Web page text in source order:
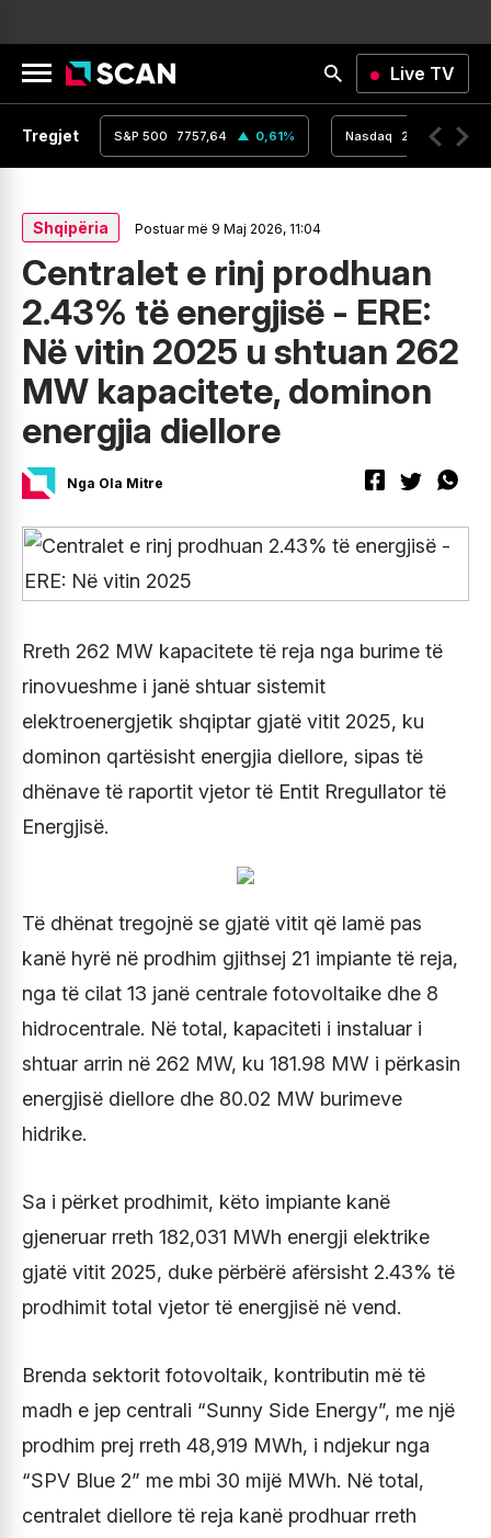
Live TV
Tregjet
0% S&P 500 7757,64 0,61% Nasdaq 26690,62
Shqipëria Postuar më 9 Maj 2026, 11:04
Centralet e rinj prodhuan
2.43% të energjisë - ERE:
Në vitin 2025 u shtuan 262
MW kapacitete, dominon
energjia diellore
Nga Ola Mitre
Rreth 262 MW kapacitete të reja nga burime të
rinovueshme i janë shtuar sistemit
elektroenergjetik shqiptar gjatë vitit 2025, ku
dominon qartësisht energjia diellore, sipas të
dhënave të raportit vjetor të Entit Rregullator të
Energjisë.
Të dhënat tregojnë se gjatë vitit që lamë pas
kanë hyrë në prodhim gjithsej 21 impiante të reja,
nga të cilat 13 janë centrale fotovoltaike dhe 8
hidrocentrale. Në total, kapaciteti i instaluar i
shtuar arrin në 262 MW, ku 181.98 MW i përkasin
energjisë diellore dhe 80.02 MW burimeve
hidrike.
Sa i përket prodhimit, këto impiante kanë
gjeneruar rreth 182,031 MWh energji elektrike
gjatë vitit 2025, duke përbërë afërsisht 2.43% të
prodhimit total vjetor të energjisë në vend.
Brenda sektorit fotovoltaik, kontributin më të
madh e jep centrali “Sunny Side Energy”, me një
prodhim prej rreth 48,919 MWh, i ndjekur nga
“SPV Blue 2” me mbi 30 mijë MWh. Në total,
centralet diellore të reja kanë prodhuar rreth